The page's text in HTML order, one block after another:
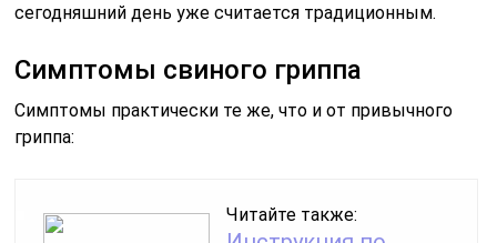
сегодняшний день уже считается традиционным.
Симптомы свиного гриппа
Симптомы практически те же, что и от привычного
гриппа:
Читайте также: